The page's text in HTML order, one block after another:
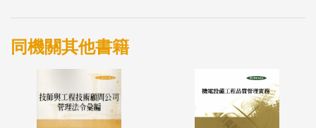
同機關其他書籍